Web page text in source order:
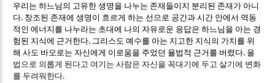
우리는 하느님의 고유한 생명을 나누는 존재들이지 분리된 존재가 아니
다. 창조된 존재에 생명이 흐르게 하는 선으로 공간과 시간 안에서 역동
적인 에너지를 나누라는 초대에 나의 자유로운 응답은 하느님을 아는 경
험된 지식에 근거한다. 그리스도 예수를 아는 지고한 지식의 가치를 위
해 사도 바오로는 자신에게 이로움을 주었던 율법적 근거를 버렸다. 율
법으로 의롭게 된다고 여기는 사람은 자신을 꼭대기에 두고 살기에 변화
를 두려워한다.